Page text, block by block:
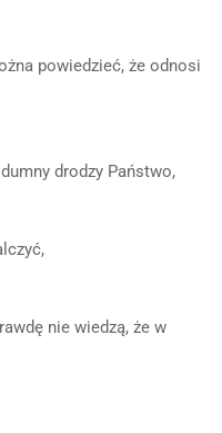
powiedzieć, że odnosi
drodzy Państwo,
nie wiedzą, że w